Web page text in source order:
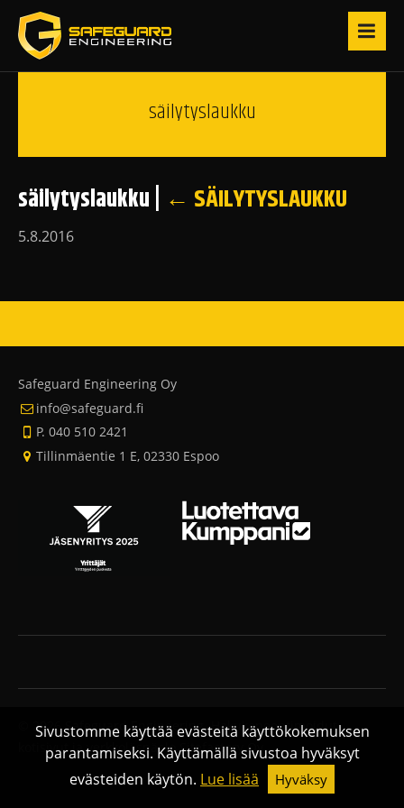
säilytyslaukku
säilytyslaukku ← SÄILYTYSLAUKKU
5.8.2016
Safeguard Engineering Oy
info@safeguard.fi
P. 040 510 2421
Tillinmäentie 1 E, 02330 Espoo
© 2026 Safeguard Engineering.Hakukoneoptimoidut
kotisivut ja verkkoläsnäolo Sitefactory Oy
Sivustomme käyttää evästeitä käyttökokemuksen
parantamiseksi. Käyttämällä sivustoa hyväksyt
evästeiden käytön. Lue lisää Hyväksy